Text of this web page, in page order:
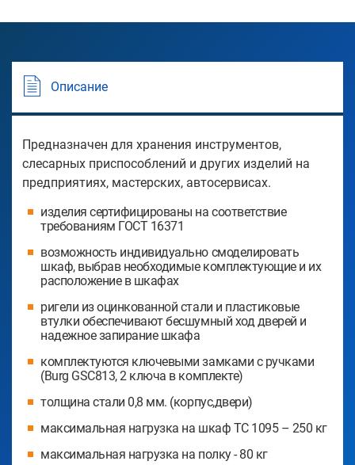
Описание
Предназначен для хранения инструментов,
слесарных приспособлений и других изделий на
предприятиях, мастерских, автосервисах.
изделия сертифицированы на соответствие
требованиям ГОСТ 16371
возможность индивидуально смоделировать
шкаф, выбрав необходимые комплектующие и их
расположение в шкафах
ригели из оцинкованной стали и пластиковые
втулки обеспечивают бесшумный ход дверей и
надежное запирание шкафа
комплектуются ключевыми замками с ручками
(Burg GSC813, 2 ключа в комплекте)
толщина стали 0,8 мм. (корпус,двери)
максимальная нагрузка на шкаф ТС 1095 – 250 кг
максимальная нагрузка на полку - 80 кг